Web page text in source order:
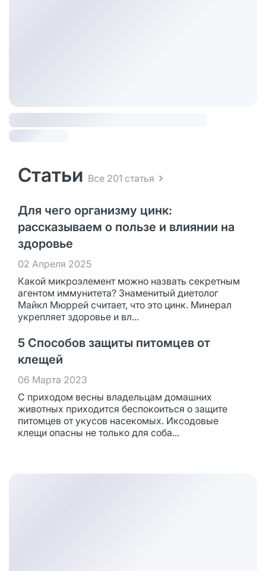
Статьи Все 201 статья
Для чего организму цинк:
рассказываем о пользе и влиянии на
здоровье
02 Апреля 2025
Какой микроэлемент можно назвать секретным
агентом иммунитета? Знаменитый диетолог
Майкл Мюррей считает, что это цинк. Минерал
укрепляет здоровье и вл...
5 Способов защиты питомцев от
клещей
06 Марта 2023
С приходом весны владельцам домашних
животных приходится беспокоиться о защите
питомцев от укусов насекомых. Иксодовые
клещи опасны не только для соба...